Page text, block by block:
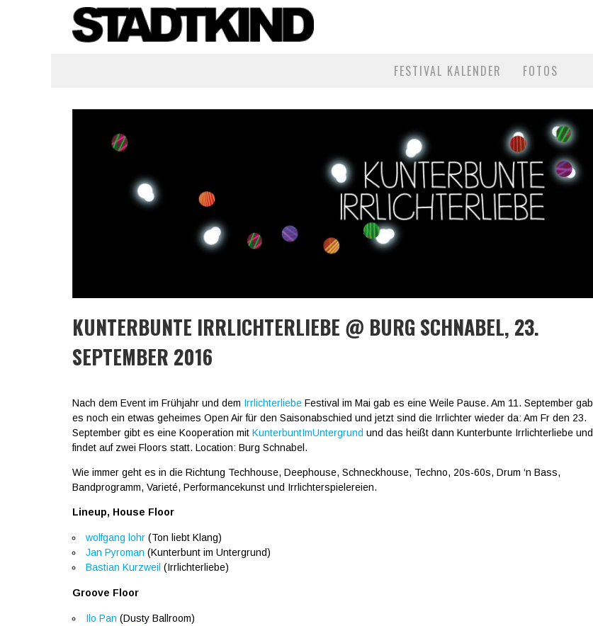
FESTIVAL KALENDER FOTOS
KUNTERBUNTE IRRLICHTERLIEBE @ BURG SCHNABEL, 23.
SEPTEMBER 2016
Nach dem Event im Frühjahr und dem Irrlichterliebe Festival im Mai gab es eine Weile Pause. Am 11. September gab
es noch ein etwas geheimes Open Air für den Saisonabschied und jetzt sind die Irrlichter wieder da: Am Fr den 23.
September gibt es eine Kooperation mit KunterbuntImUntergrund und das heißt dann Kunterbunte Irrlichterliebe und
findet auf zwei Floors statt. Location: Burg Schnabel.
Wie immer geht es in die Richtung Techhouse, Deephouse, Schneckhouse, Techno, 20s-60s, Drum ‘n Bass,
Bandprogramm, Varieté, Performancekunst und Irrlichterspielereien.
Lineup, House Floor
wolfgang lohr (Ton liebt Klang)
Jan Pyroman (Kunterbunt im Untergrund)
Bastian Kurzweil (Irrlichterliebe)
Groove Floor
Ilo Pan (Dusty Ballroom)